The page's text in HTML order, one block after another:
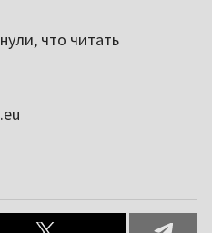
что читать